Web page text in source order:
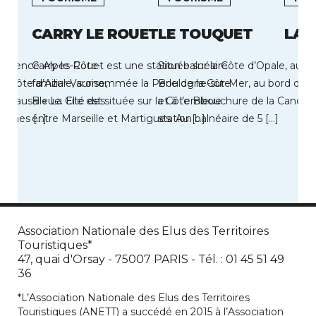
Alpes-Côte-
Côte d’Azur Varoise,
aussi « La Cité des
[…]
CARRY LE ROUET
Carry-le-Rouet est une station balnéaire
familiale, surnommée la Perle de la Côte
Bleue. Elle est située sur la Côte Bleue
entre Marseille et Martigues. Au […]
LE TOUQUET
Située sur la Côte d’Opale, au
Boulogne-sur-Mer, au bord de
et à l’embouchure de la
station balnéaire de 5 […]
LA
Association Nationale des Elus des Territoires
Touristiques*
47, quai d'Orsay - 75007 PARIS - Tél. : 01 45 51 49
36
*L’Association Nationale des Elus des Territoires
Touristiques (ANETT) a succédé en 2015 à l’Association